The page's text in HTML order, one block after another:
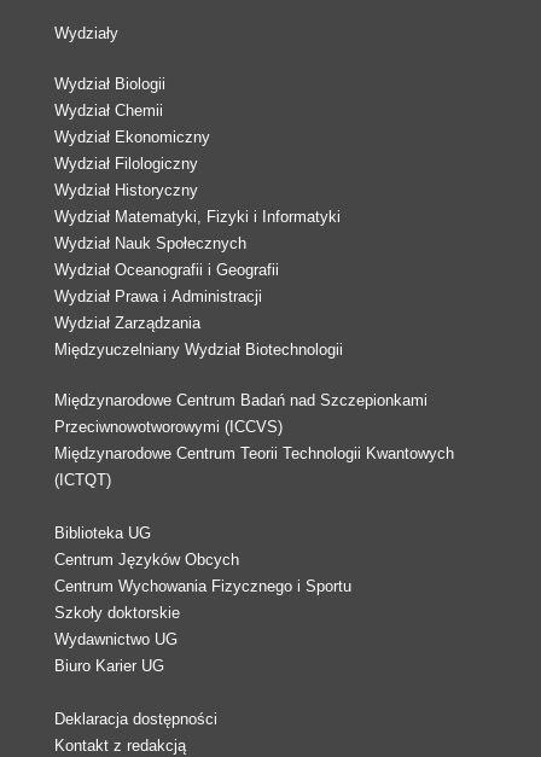
Wydziały
Wydział Biologii
Wydział Chemii
Wydział Ekonomiczny
Wydział Filologiczny
Wydział Historyczny
Wydział Matematyki, Fizyki i Informatyki
Wydział Nauk Społecznych
Wydział Oceanografii i Geografii
Wydział Prawa i Administracji
Wydział Zarządzania
Międzyuczelniany Wydział Biotechnologii
Międzynarodowe Centrum Badań nad Szczepionkami
Przeciwnowotworowymi (ICCVS)
Międzynarodowe Centrum Teorii Technologii Kwantowych
(ICTQT)
Biblioteka UG
Centrum Języków Obcych
Centrum Wychowania Fizycznego i Sportu
Szkoły doktorskie
Wydawnictwo UG
Biuro Karier UG
Deklaracja dostępności
Kontakt z redakcją